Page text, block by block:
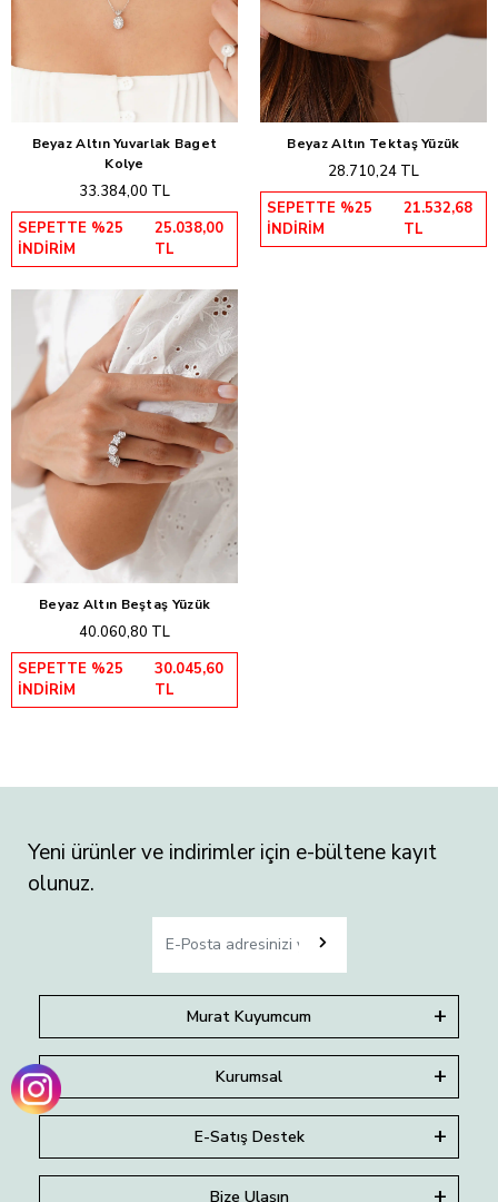
Sepete Ekle
Beyaz Altın Yuvarlak Baget
Kolye
33.384,00 TL
SEPETTE %25
İNDİRİM
25.038,00
TL
Sepete Ekle
Beyaz Altın Tektaş Yüzük
28.710,24 TL
SEPETTE %25
İNDİRİM
21.532,68
TL
Sepete Ekle
Beyaz Altın Beştaş Yüzük
40.060,80 TL
SEPETTE %25
İNDİRİM
30.045,60
TL
Yeni ürünler ve indirimler için e-bültene kayıt
olunuz.
Murat Kuyumcum
Kurumsal
E-Satış Destek
Bize Ulaşın